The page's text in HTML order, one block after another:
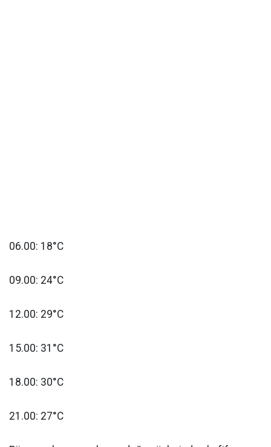
06.00: 18°C
09.00: 24°C
12.00: 29°C
15.00: 31°C
18.00: 30°C
21.00: 27°C